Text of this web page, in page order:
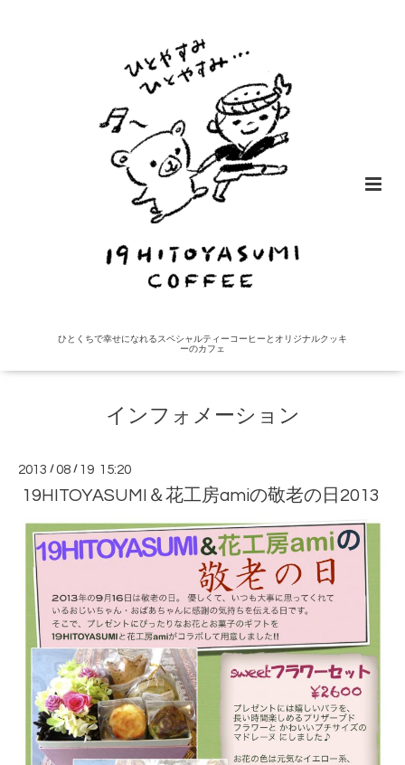
ひとくちで幸せになれるスペシャルティーコーヒーとオリジナルクッキ
ーのカフェ
インフォメーション
2013 /08 / 19 15:20
19HITOYASUMI＆花工房amiの敬老の日2013